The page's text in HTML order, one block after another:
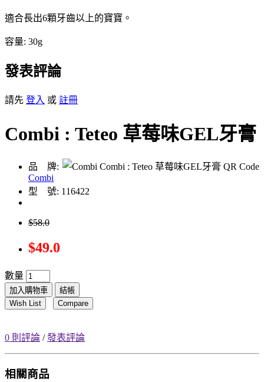
適合長出6顆牙齒以上的寶寶。
容量: 30g
發表評論
請先 登入 或 註冊
Combi : Teteo 草莓味GEL牙膏
品 牌:
Combi
型 號: 116422
$58.0
$49.0
數量
加入購物車
結帳
Wish List
Compare
0 則評論 /發表評論
相關商品